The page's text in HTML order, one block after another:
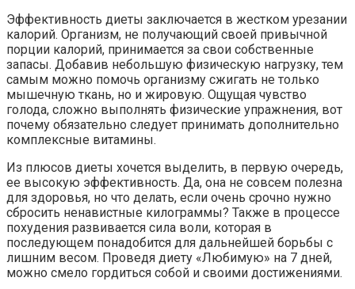
Эффективность диеты заключается в жестком урезании
калорий. Организм, не получающий своей привычной
порции калорий, принимается за свои собственные
запасы. Добавив небольшую физическую нагрузку, тем
самым можно помочь организму сжигать не только
мышечную ткань, но и жировую. Ощущая чувство
голода, сложно выполнять физические упражнения, вот
почему обязательно следует принимать дополнительно
комплексные витамины.
Из плюсов диеты хочется выделить, в первую очередь,
ее высокую эффективность. Да, она не совсем полезна
для здоровья, но что делать, если очень срочно нужно
сбросить ненавистные килограммы? Также в процессе
похудения развивается сила воли, которая в
последующем понадобится для дальнейшей борьбы с
лишним весом. Проведя диету «Любимую» на 7 дней,
можно смело гордиться собой и своими достижениями.